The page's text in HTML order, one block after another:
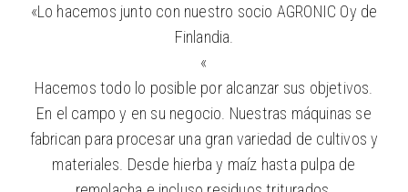
«Lo hacemos junto con nuestro socio AGRONIC Oy de
Finlandia.
«
Hacemos todo lo posible por alcanzar sus objetivos.
En el campo y en su negocio. Nuestras máquinas se
fabrican para procesar una gran variedad de cultivos y
materiales. Desde hierba y maíz hasta pulpa de